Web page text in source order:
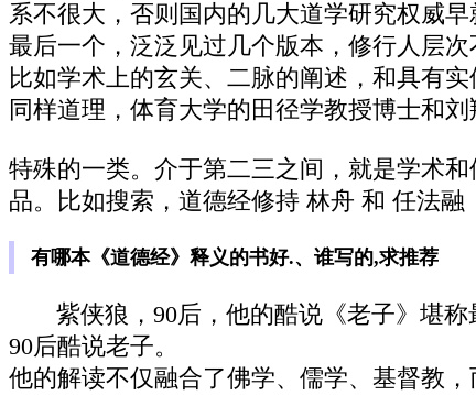
系不很大，否则国内的几大道学研究权威
最后一个，泛泛见过几个版本，修行人层
比如学术上的玄关、二脉的阐述，和具有
同样道理，体育大学的田径学教授博士和
特殊的一类。介于第二三之间，就是学术
品。比如搜索，道德经修持 林舟 和 任法融
有哪本《道德经》释义的书好.、谁写的,求推荐
紫侠狼，90后，他的酷说《老子》堪
90后酷说老子。
他的解读不仅融合了佛学、儒学、基督教